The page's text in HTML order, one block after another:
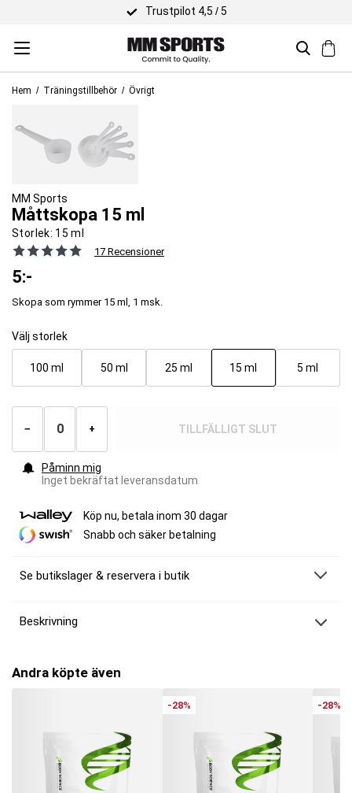
Trustpilot 4,5 / 5
Hem Träningstillbehör Övrigt
MM Sports
Måttskopa 15 ml
Storlek: 15 ml
17 Recensioner
5:-
Skopa som rymmer 15 ml, 1 msk.
Välj storlek
100 ml 50 ml 25 ml 15 ml 5 ml
−
Antal
+ TILLFÄLLIGT SLUT
Påminn mig
Inget bekräftat leveransdatum
Köp nu, betala inom 30 dagar
Snabb och säker betalning
Se butikslager & reservera i butik
Beskrivning
Nu är måttet rågat för dåliga mått! Med denna skopa från MM Sports så kan
du mäta upp dina produkter så att du får den mängd du vill ha.
Praktiskt sätt att dosera rätt!
8204540002-1002
Tillverkare:
Andra köpte även
-28% -28%